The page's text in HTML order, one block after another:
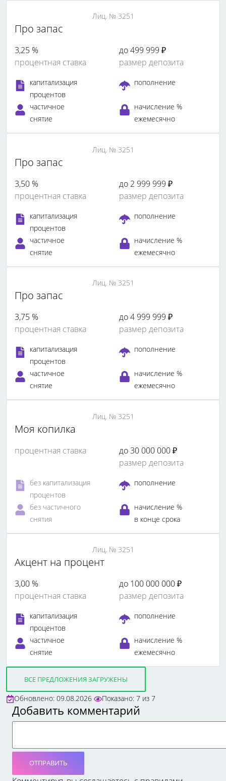
Лиц. № 3251
Про запас
3,25 %
процентная ставка
до 499 999 ₽
размер депозита
капитализация
процентов
пополнение
частичное
снятие
начисление %
ежемесячно
Лиц. № 3251
Про запас
3,50 %
процентная ставка
до 2 999 999 ₽
размер депозита
капитализация
процентов
пополнение
частичное
снятие
начисление %
ежемесячно
Лиц. № 3251
Про запас
3,75 %
процентная ставка
до 4 999 999 ₽
размер депозита
капитализация
процентов
пополнение
частичное
снятие
начисление %
ежемесячно
Лиц. № 3251
Моя копилка
процентная ставка
до 30 000 000 ₽
размер депозита
без капитализация
процентов
пополнение
без частичного
снятия
начисление %
в конце срока
Лиц. № 3251
Акцент на процент
3,00 %
процентная ставка
до 100 000 000 ₽
размер депозита
капитализация
процентов
пополнение
частичное
снятие
начисление %
ежемесячно
ВСЕ ПРЕДЛОЖЕНИЯ ЗАГРУЖЕНЫ
Обновлено: 09.08.2026 Показано: 7 из 7
Добавить комментарий
ОТПРАВИТЬ